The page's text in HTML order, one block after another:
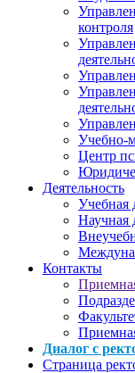
контроля
Учебно-
Центр
Деятельность
Учебная
Научная
Контакты
Диалог с
Страница